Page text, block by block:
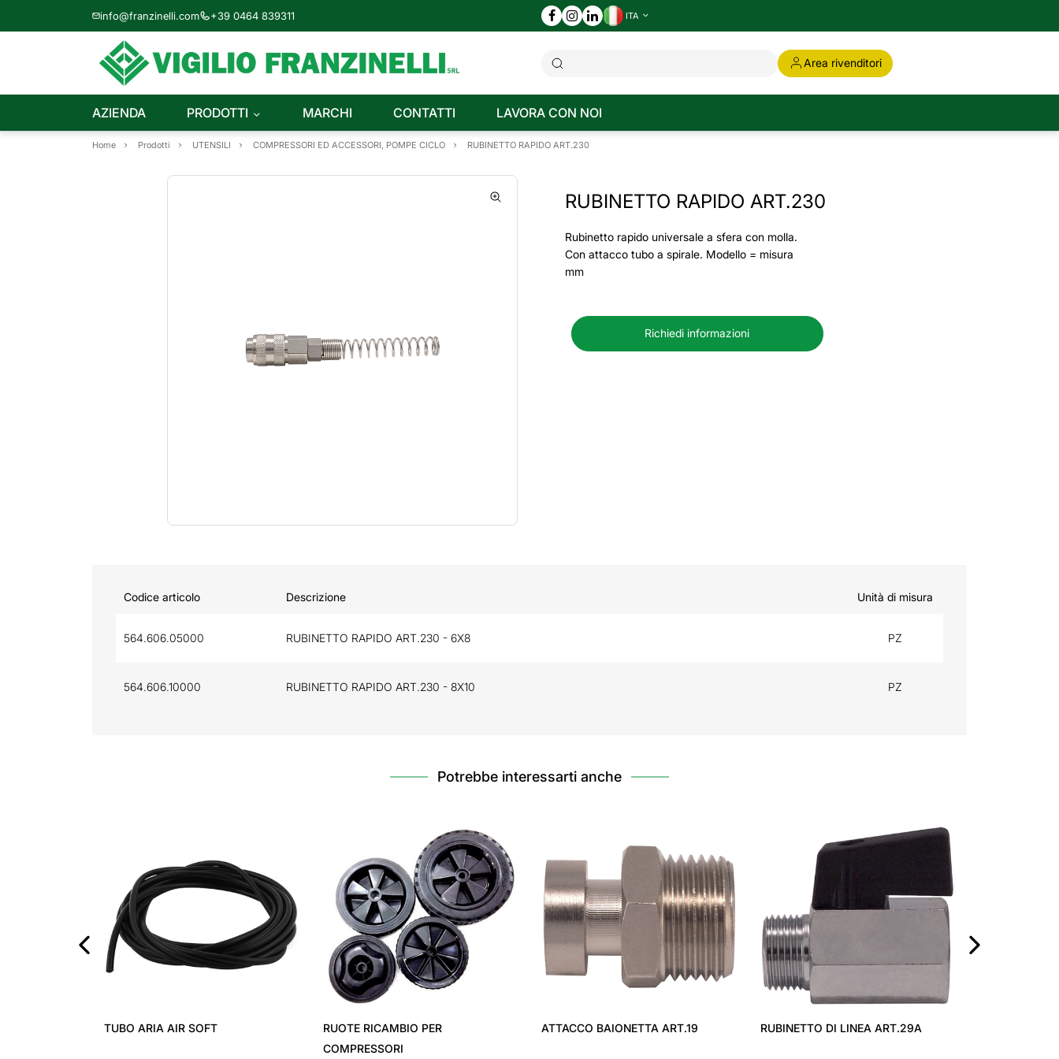
info@franzinelli.com +39 0464 839311 ITA
Area rivenditori
AZIENDA PRODOTTI MARCHI CONTATTI LAVORA CON NOI
Home Prodotti UTENSILI COMPRESSORI ED ACCESSORI, POMPE CICLO RUBINETTO RAPIDO ART.230
RUBINETTO RAPIDO ART.230
Rubinetto rapido universale a sfera con molla.
Con attacco tubo a spirale. Modello = misura
mm
Richiedi informazioni
Codice articolo Descrizione Unità di misura
564.606.05000 RUBINETTO RAPIDO ART.230 - 6X8 PZ
564.606.10000 RUBINETTO RAPIDO ART.230 - 8X10 PZ
Potrebbe interessarti anche
TUBO ARIA AIR SOFT
RUOTE RICAMBIO PER
COMPRESSORI
ATTACCO BAIONETTA ART.19 RUBINETTO DI LINEA ART.29A